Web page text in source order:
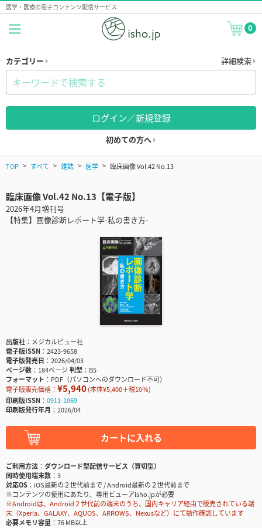
医学・医療の電子コンテンツ配信サービス
0
カテゴリー 詳細検索
ログイン／新規登録
初めての方へ
TOP すべて 雑誌 医学 臨床画像 Vol.42 No.13
臨床画像 Vol.42 No.13【電子版】
2026年4月増刊号
【特集】画像診断レポート学-私の書き方-
出版社
メジカルビュー社
電子版ISSN
2423-9658
電子版発売日
2026/04/03
ページ数
184ページ判型
B5
フォーマット
PDF（パソコンへのダウンロード不可）
電子版販売価格： ¥5,940(本体¥5,400＋税10％)
印刷版ISSN
0911-1069
印刷版発行年月
2026/04
カートに入れる
ご利用方法
ダウンロード型配信サービス（買切型）
同時使用端末数
3
対応OS
iOS最新の２世代前まで / Android最新の２世代前まで
※コンテンツの使用にあたり、専用ビューアisho.jpが必要
※Androidは、Android２世代前の端末のうち、国内キャリア経由で販売されている端
末（Xperia、GALAXY、AQUOS、ARROWS、Nexusなど）にて動作確認しています
必要メモリ容量
76 MB以上